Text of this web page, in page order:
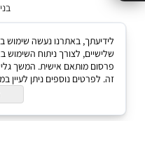
שלישיים, לצורך ניתוח השימוש
פרסום מותאם אישית. המשך
זה. לפרטים נוספים ניתן לעיין